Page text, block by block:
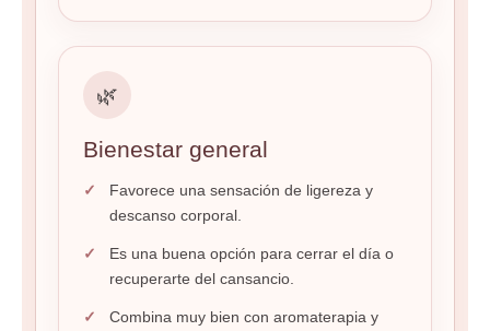
🌿
Bienestar general
Favorece una sensación de ligereza y
descanso corporal.
Es una buena opción para cerrar el día o
recuperarte del cansancio.
Combina muy bien con aromaterapia y